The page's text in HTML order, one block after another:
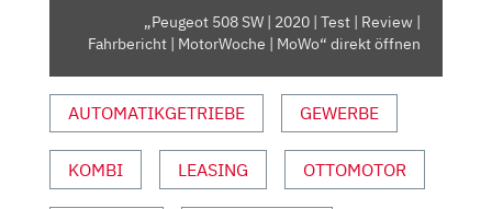
|
MOTORWOCHE
MOWO“
VON
„Peugeot 508 SW | 2020 | Test | Review |
Fahrbericht | MotorWoche | MoWo“ direkt öffnen
AUTOMATIKGETRIEBE GEWERBE
KOMBI LEASING OTTOMOTOR